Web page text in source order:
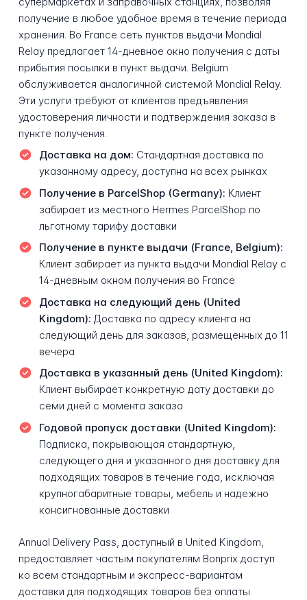
получение в любое удобное время в течение периода
хранения. Во France сеть пунктов выдачи Mondial
Relay предлагает 14-дневное окно получения с даты
прибытия посылки в пункт выдачи. Belgium
обслуживается аналогичной системой Mondial Relay.
Эти услуги требуют от клиентов предъявления
удостоверения личности и подтверждения заказа в
пункте получения.
Доставка на дом: Стандартная доставка по
указанному адресу, доступна на всех рынках
Получение в ParcelShop (Germany): Клиент
забирает из местного Hermes ParcelShop по
льготному тарифу доставки
Получение в пункте выдачи (France, Belgium):
Клиент забирает из пункта выдачи Mondial Relay с
14-дневным окном получения во France
Доставка на следующий день (United
Kingdom): Доставка по адресу клиента на
следующий день для заказов, размещенных до 11
вечера
Доставка в указанный день (United Kingdom):
Клиент выбирает конкретную дату доставки до
семи дней с момента заказа
Годовой пропуск доставки (United Kingdom):
Подписка, покрывающая стандартную,
следующего дня и указанного дня доставку для
подходящих товаров в течение года, исключая
крупногабаритные товары, мебель и надежно
консигнованные доставки
Annual Delivery Pass, доступный в United Kingdom,
предоставляет частым покупателям Bonprix доступ
ко всем стандартным и экспресс-вариантам
доставки для подходящих товаров без оплаты